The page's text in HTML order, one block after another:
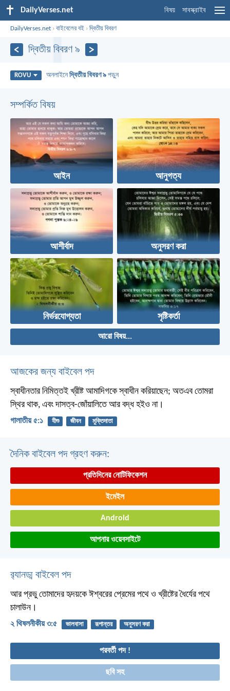
DailyVerses.net বিষয় সাবস্ক্রাইব
DailyVerses.net ›বাইবেলের বই ›দ্বিতীয় বিবরণ
দ্বিতীয় বিবরণ ৯
ROVU অনলাইনেদ্বিতীয় বিবরণ ৯ পড়ুন
সম্পর্কিত বিষয়
আইন আনুগত্য
আশীর্বাদ অনুসরণ করা
নির্ভরযোগ্যতা সৃষ্টিকর্তা
আরো বিষয়...
আজকের জন্য বাইবেল পদ
স্বাধীনতার নিমিত্তই খ্রীষ্ট আমাদিগকে স্বাধীন করিয়াছেন; অতএব তোমরা
স্থির থাক, এবং দাসত্ব-জোঁয়ালিতে আর বদ্ধ হইও না।
গালাতীয় ৫:১ যীশু জীবন মুক্তিদাতা
দৈনিক বাইবেল পদ গ্রহণ করুন:
প্রতিদিনের নোটিফিকেশন
ইমেইল
Android
আপনার ওয়েবসাইটে
র‌্যানড্ম বাইবেল পদ
আর প্রভু তোমাদের হৃদয়কে ঈশ্বরের প্রেমের পথে ও খ্রীষ্টের ধৈর্যের পথে
চালাউন।
২ থিষলনীকীয় ৩:৫ ভালবাসা রূপান্তর অনুসরণ করা
পরবর্তী পদ !
ছবি সহ